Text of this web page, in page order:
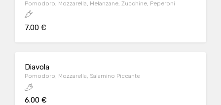
Pomodoro, Mozzarella, Melanzane, Zucchine, Peperoni
7.00 €
Diavola
Pomodoro, Mozzarella, Salamino Piccante
6.00 €